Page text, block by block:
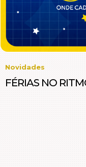
Novidades
FÉRIAS NO